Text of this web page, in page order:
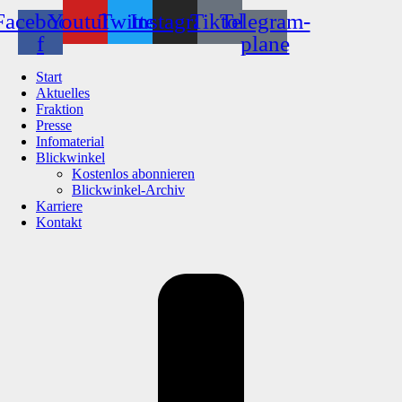
f
YoutubeTwitterInstagramTiktokTelegram-
plane
Start
Aktuelles
Fraktion
Presse
Infomaterial
Blickwinkel
Kostenlos abonnieren
Blickwinkel-Archiv
Karriere
Kontakt